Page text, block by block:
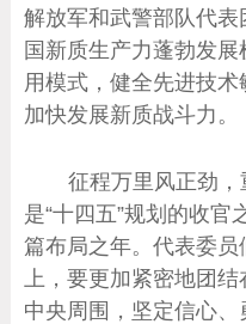
解放军和武警部队代
国新质生产力蓬勃发
用模式，健全先进技术
加快发展新质战斗力。
征程万里风正劲
是“十四五”规划的收官
篇布局之年。代表委
上，要更加紧密地团
中央周围，坚定信心